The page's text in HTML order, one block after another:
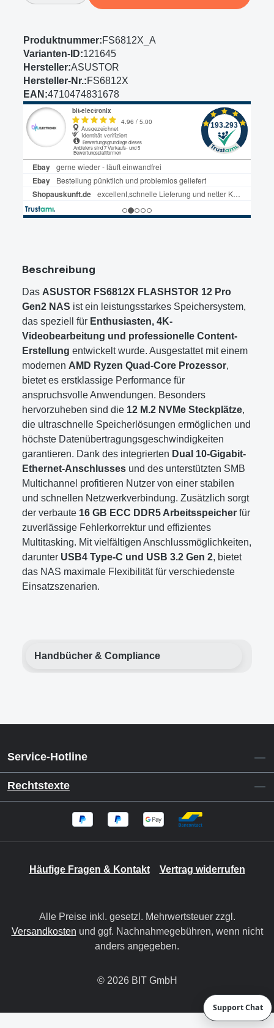
Produktnummer:FS6812X_A
Varianten-ID:121645
Hersteller:ASUSTOR
Hersteller-Nr.:FS6812X
EAN:4710474831678
Beschreibung
Das ASUSTOR FS6812X FLASHSTOR 12 Pro
Gen2 NAS ist ein leistungsstarkes Speichersystem,
das speziell für Enthusiasten, 4K-
Videobearbeitung und professionelle Content-
Erstellung entwickelt wurde. Ausgestattet mit einem
modernen AMD Ryzen Quad-Core Prozessor,
bietet es erstklassige Performance für
anspruchsvolle Anwendungen. Besonders
hervorzuheben sind die 12 M.2 NVMe Steckplätze,
die ultraschnelle Speicherlösungen ermöglichen und
höchste Datenübertragungsgeschwindigkeiten
garantieren. Dank des integrierten Dual 10-Gigabit-
Ethernet-Anschlusses und des unterstützten SMB
Multichannel profitieren Nutzer von einer stabilen
und schnellen Netzwerkverbindung. Zusätzlich sorgt
der verbaute 16 GB ECC DDR5 Arbeitsspeicher für
zuverlässige Fehlerkorrektur und effizientes
Multitasking. Mit vielfältigen Anschlussmöglichkeiten,
darunter USB4 Type-C und USB 3.2 Gen 2, bietet
das NAS maximale Flexibilität für verschiedenste
Einsatzszenarien.
Handbücher & Compliance
Service-Hotline
Rechtstexte
Häufige Fragen & Kontakt Vertrag widerrufen
Alle Preise inkl. gesetzl. Mehrwertsteuer zzgl.
Versandkosten und ggf. Nachnahmegebühren, wenn nicht
anders angegeben.
© 2026 BIT GmbH
Support Chat